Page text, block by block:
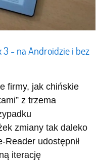
3 - na Androidzie i bez
firmy, jak chińskie
z trzema
zmiany tak daleko
Reader udostępnił
iterację